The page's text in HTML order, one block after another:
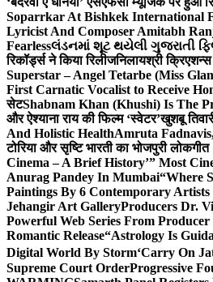
Soparrkar At Bishkek International
Lyricist And Composer Amitabh
Fearlessલંડનમાં શૂટ થયેલી ગુજરાતી
रिकॉर्ड्स ने किया रिलीजनिलायश्री
Superstar – Angel Tetarbe (Miss
First Carnatic Vocalist to Receive
सेटShabnam Khan (Khushi) Is The
और ऐश्याना राय की फिल्म ‘स्वेटर’खुशबू
And Holistic HealthAmruta
टोरिया और सृष्टि भारती का भोजपुरी
Cinema – A Brief History’” Most
Anurag Pandey In Mumbai“Where
Paintings By 6 Contemporary
Jehangir Art GalleryProducers Dr.
Powerful Web Series From
Romantic Release“Astrology Is
Digital World By Storm‘Carry On
Supreme Court OrderProgressive